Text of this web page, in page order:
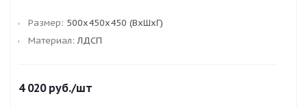
Размер: 500х450х450 (ВхШхГ)
Материал: ЛДСП
4 020руб./шт